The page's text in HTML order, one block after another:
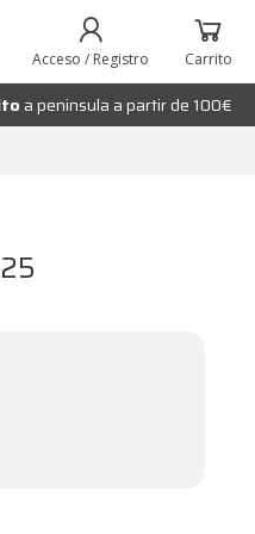
Acceso / Registro Carrito
a peninsula a partir de 100€